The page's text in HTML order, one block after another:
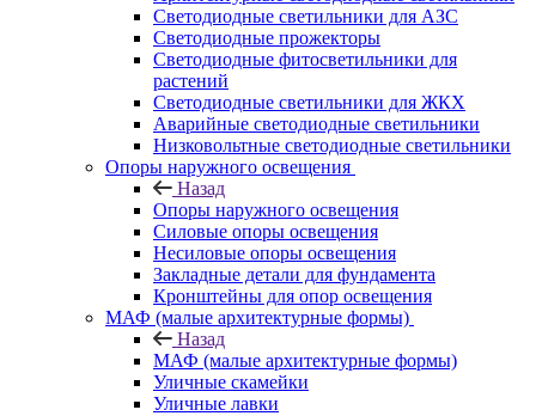
Светодиодные светильники для АЗС
Светодиодные прожекторы
Светодиодные фитосветильники для
растений
Светодиодные светильники для ЖКХ
Аварийные светодиодные светильники
Низковольтные светодиодные светильники
Опоры наружного освещения
Назад
Опоры наружного освещения
Силовые опоры освещения
Несиловые опоры освещения
Закладные детали для фундамента
Кронштейны для опор освещения
МАФ (малые архитектурные формы)
Назад
МАФ (малые архитектурные формы)
Уличные скамейки
Уличные лавки